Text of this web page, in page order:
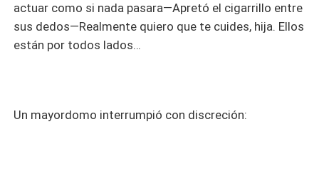
actuar como si nada pasara—Apretó el cigarrillo entre
sus dedos—Realmente quiero que te cuides, hija. Ellos
están por todos lados…
Un mayordomo interrumpió con discreción: